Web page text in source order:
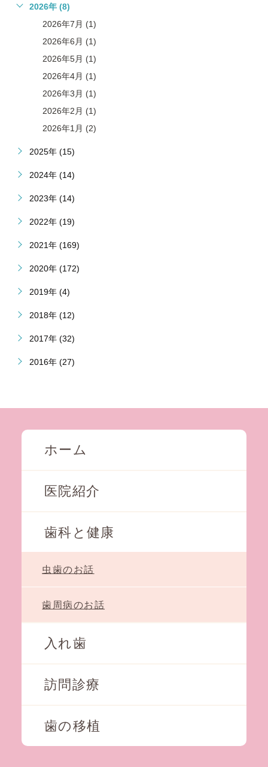
2026年 (8)
2026年7月 (1)
2026年6月 (1)
2026年5月 (1)
2026年4月 (1)
2026年3月 (1)
2026年2月 (1)
2026年1月 (2)
2025年 (15)
2024年 (14)
2023年 (14)
2022年 (19)
2021年 (169)
2020年 (172)
2019年 (4)
2018年 (12)
2017年 (32)
2016年 (27)
ホーム
医院紹介
歯科と健康
虫歯のお話
歯周病のお話
入れ歯
訪問診療
歯の移植